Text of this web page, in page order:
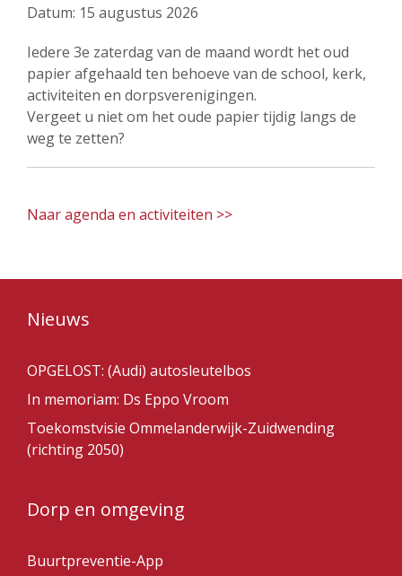
Datum: 15 augustus 2026
Iedere 3e zaterdag van de maand wordt het oud
papier afgehaald ten behoeve van de school, kerk,
activiteiten en dorpsverenigingen.
Vergeet u niet om het oude papier tijdig langs de
weg te zetten?
Naar agenda en activiteiten >>
Nieuws
OPGELOST: (Audi) autosleutelbos
In memoriam: Ds Eppo Vroom
Toekomstvisie Ommelanderwijk-Zuidwending
(richting 2050)
Dorp en omgeving
Buurtpreventie-App